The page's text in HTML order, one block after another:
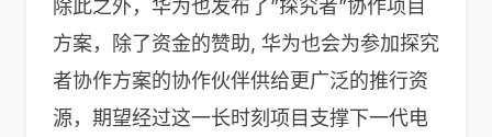
除此之外，华为也发布了”探究者”协作项目
方案，除了资金的赞助, 华为也会为参加探究
者协作方案的协作伙伴供给更广泛的推行资
源，期望经过这一长时刻项目支撑下一代电